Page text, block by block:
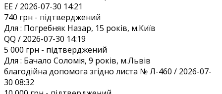
EE / 2026-07-30 14:21
740 грн - підтверджений
Для : Погребняк Назар, 15 років, м.Київ
QQ / 2026-07-30 14:19
5 000 грн - підтверджений
Для : Бачало Соломія, 9 років, м.Львів
благодійна допомога згідно листа № Л-460 / 2026-07-
30 08:32